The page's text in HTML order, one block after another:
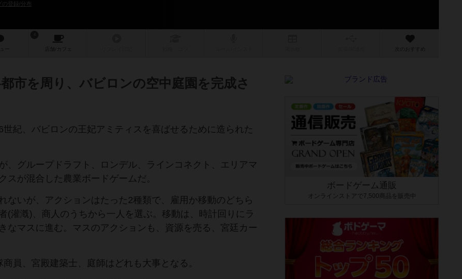
登録/分布
ー 店舗/ カフェ 次のおすすめ
市を周り、バビロンの空中庭園を完成さ
紀、バビロンの王妃アミティスを喜ばせるために造られた
、グループドラフト、ロンデル、ラインコネクト、エリアマ
スが混合した農業ボードゲームだ。
ないが、アクションはたった2種類で、雇用か移動のどちら
(灌漑)、商人のうちから一人を選ぶ。移動は、時計回りにラ
なマスに進む。マスのアクションも、資源を売る、宮廷カー
員、宮殿建築士、庭師はどれも大事となる。
ボードゲーム通販
オンラインストアで7,500商品を販売中